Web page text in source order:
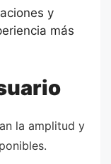
y
más
la amplitud y